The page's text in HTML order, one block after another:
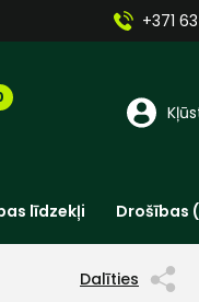
+371
līdzekļi Drošības
Dalīties